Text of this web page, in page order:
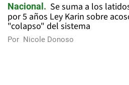
Nacional
Se suma a los
por 5 años Ley Karin sobre
"colapso" del sistema
Por Nicole Donoso